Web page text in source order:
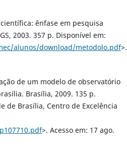
ênfase em pesquisa
2003. 357 p. Disponível em:
alunos/download/metodolo.pdf>.
de um modelo de observatório
Brasília, 2009. 135 p.
de Brasília, Centro de Excelência
>. Acesso em: 17 ago.